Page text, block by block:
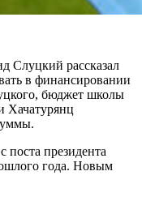
Слуцкий рассказал
в финансировании
бюджет школы
Хачатурянц
поста президента
года. Новым